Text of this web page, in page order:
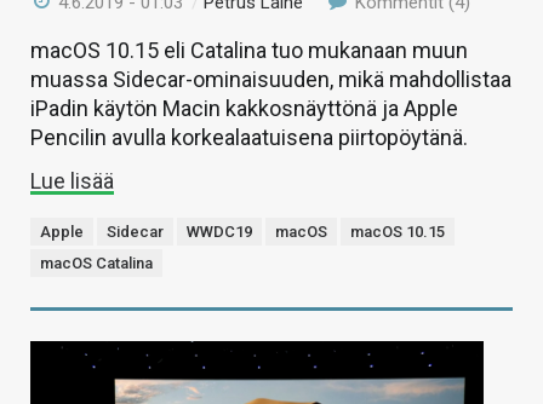
macOS 10.15 eli Catalina tuo mukanaan muun
muassa Sidecar-ominaisuuden, mikä mahdollistaa
iPadin käytön Macin kakkosnäyttönä ja Apple
Pencilin avulla korkealaatuisena piirtopöytänä.
Lue lisää
Apple Sidecar WWDC19 macOS
macOS 10.15
macOS Catalina